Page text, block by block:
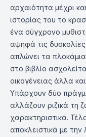
αρχαιότητα μέχρι
ιστορίας του το
ένα σύγχρονο
αψηφά τις
απλώνει τα
στο βιβλίο
οικογένειας άλλα
Υπάρχουν δύο
αλλάζουν ριζικά τη
χαρακτηριστικά.
αποκλειστικά με